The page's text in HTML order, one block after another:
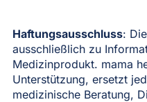
Haftungsausschluss:
ausschließlich zu
Medizinprodukt. mama
Unterstützung, ersetzt
medizinische Beratung,